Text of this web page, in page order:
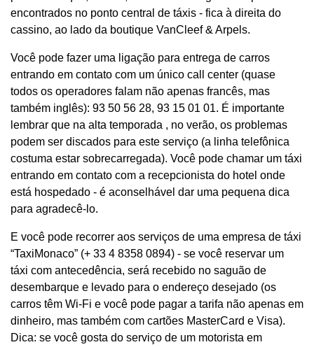
encontrados no ponto central de táxis - fica à direita do
cassino, ao lado da boutique VanCleef & Arpels.
Você pode fazer uma ligação para entrega de carros
entrando em contato com um único call center (quase
todos os operadores falam não apenas francês, mas
também inglês): 93 50 56 28, 93 15 01 01. É importante
lembrar que na alta temporada , no verão, os problemas
podem ser discados para este serviço (a linha telefônica
costuma estar sobrecarregada). Você pode chamar um táxi
entrando em contato com a recepcionista do hotel onde
está hospedado - é aconselhável dar uma pequena dica
para agradecê-lo.
E você pode recorrer aos serviços de uma empresa de táxi
“TaxiMonaco” (+ 33 4 8358 0894) - se você reservar um
táxi com antecedência, será recebido no saguão de
desembarque e levado para o endereço desejado (os
carros têm Wi-Fi e você pode pagar a tarifa não apenas em
dinheiro, mas também com cartões MasterCard e Visa).
Dica: se você gosta do serviço de um motorista em